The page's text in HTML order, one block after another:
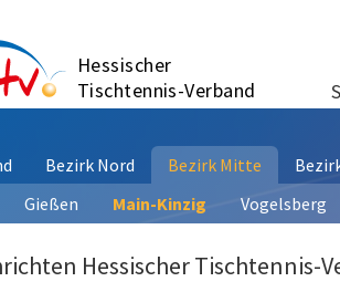
Hessischer
Tischtennis-Verband
Bezirk Nord Bezirk Mitte
Gießen Main-Kinzig Vogelsberg
Hessischer Tischtennis-